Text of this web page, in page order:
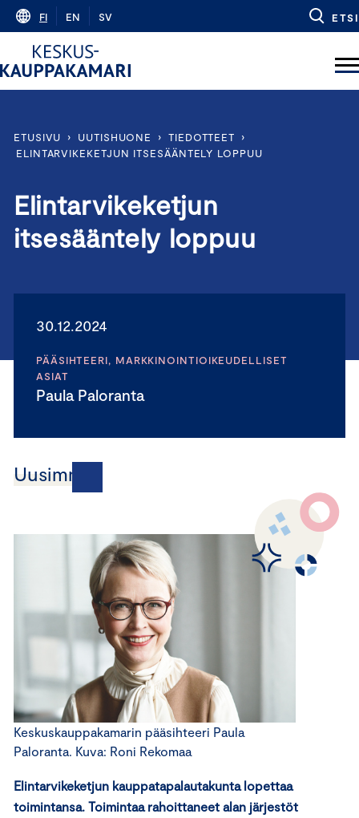
Skip
content
FI EN SV ETSI
ETUSIVU › UUTISHUONE › TIEDOTTEET
›
ELINTARVIKEKETJUN ITSESÄÄNTELY LOPPUU
Elintarvikeketjun
itsesääntely loppuu
30.12.2024
PÄÄSIHTEERI, MARKKINOINTIOIKEUDELLISET
ASIAT
Paula Paloranta
Uusimmat
Keskuskauppakamarin pääsihteeri Paula
Paloranta. Kuva: Roni Rekomaa
Elintarvikeketjun kauppatapalautakunta lopettaa
toimintansa. Toimintaa rahoittaneet alan järjestöt